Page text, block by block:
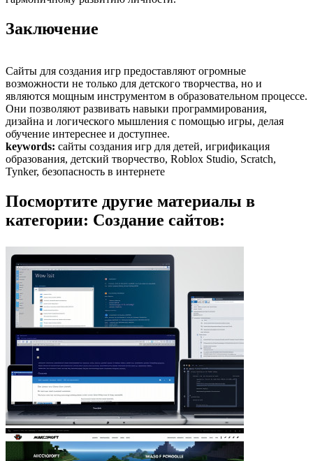
Заключение
Сайты для создания игр предоставляют огромные
возможности не только для детского творчества, но и
являются мощным инструментом в образовательном процессе.
Они позволяют развивать навыки программирования,
дизайна и логического мышления с помощью игры, делая
обучение интереснее и доступнее.
keywords: сайты создания игр для детей, игрификация
образования, детский творчество, Roblox Studio, Scratch,
Tynker, безопасность в интернете
Посмортите другие материалы в
категории: Создание сайтов: